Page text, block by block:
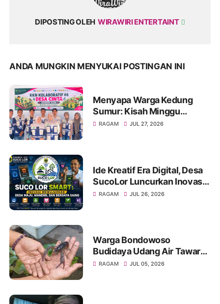
DIPOSTING OLEH WIRAWIRI ENTERTAINT
ANDA MUNGKIN MENYUKAI POSTINGAN INI
Menyapa Warga Kedung
Sumur: Kisah Minggu
Pertama KKN Desa Bagon
RAGAM JUL 27, 2026
Ide Kreatif Era Digital, Desa
SucoLor Luncurkan Inovasi
"SUCOLOR SMART"
RAGAM JUL 26, 2026
Warga Bondowoso
Budidaya Udang Air Tawar
Hasilkan Cuan Yang Luar
RAGAM JUL 05, 2026